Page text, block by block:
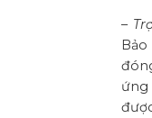
–
ứng